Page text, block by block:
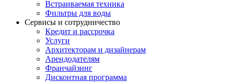
Встраиваемая техника
Фильтры для воды
Сервисы и сотрудничество
Кредит и рассрочка
Услуги
Архитекторам и дизайнерам
Арендодателям
Франчайзинг
Дисконтная программа